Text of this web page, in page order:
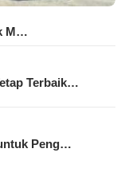
M…
Terbaik…
Peng…